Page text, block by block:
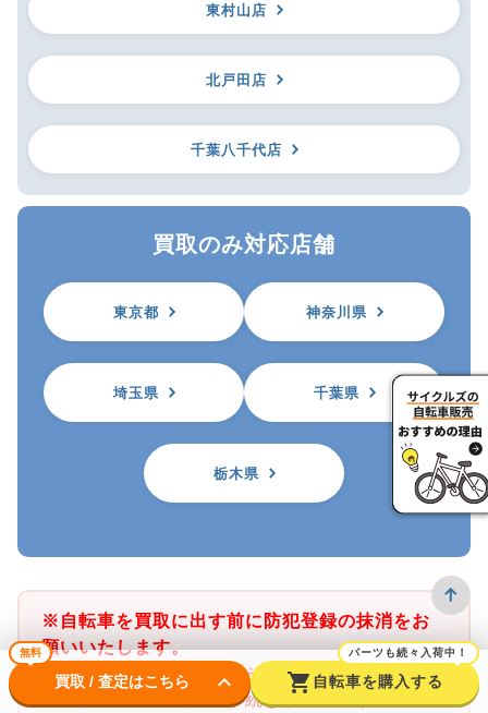
東村山店
北戸田店
千葉八千代店
買取のみ対応店舗
東京都 神奈川県
埼玉県 千葉県
栃木県
※自転車を買取に出す前に防犯登録の抹消をお
願いいたします。
※サイクルズ店舗では、その店舗がある都道府
県の防犯登録のみ抹消手続きが可能です。
無料
買取 / 査定はこちら keyboard_arrow_down shopping_cart
パーツも続々入荷中！
自転車を購入する